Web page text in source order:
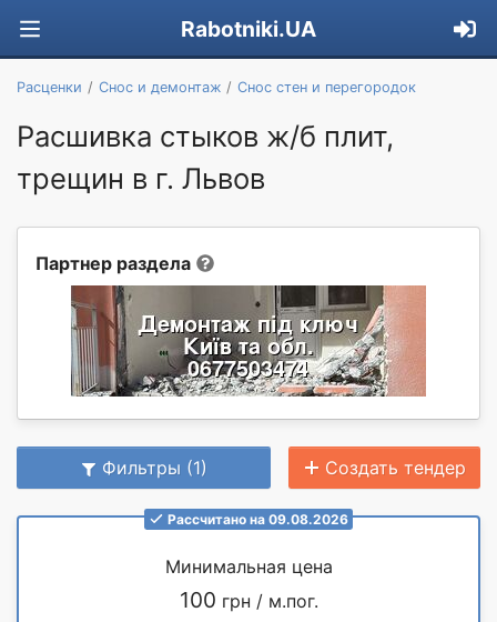
Rabotniki.UA
Расценки Снос и демонтаж Снос стен и перегородок
Расшивка стыков ж/б плит,
трещин в г. Львов
Партнер раздела
Фильтры (1) Создать тендер
Рассчитано на 09.08.2026
Минимальная цена
100 грн / м.пог.